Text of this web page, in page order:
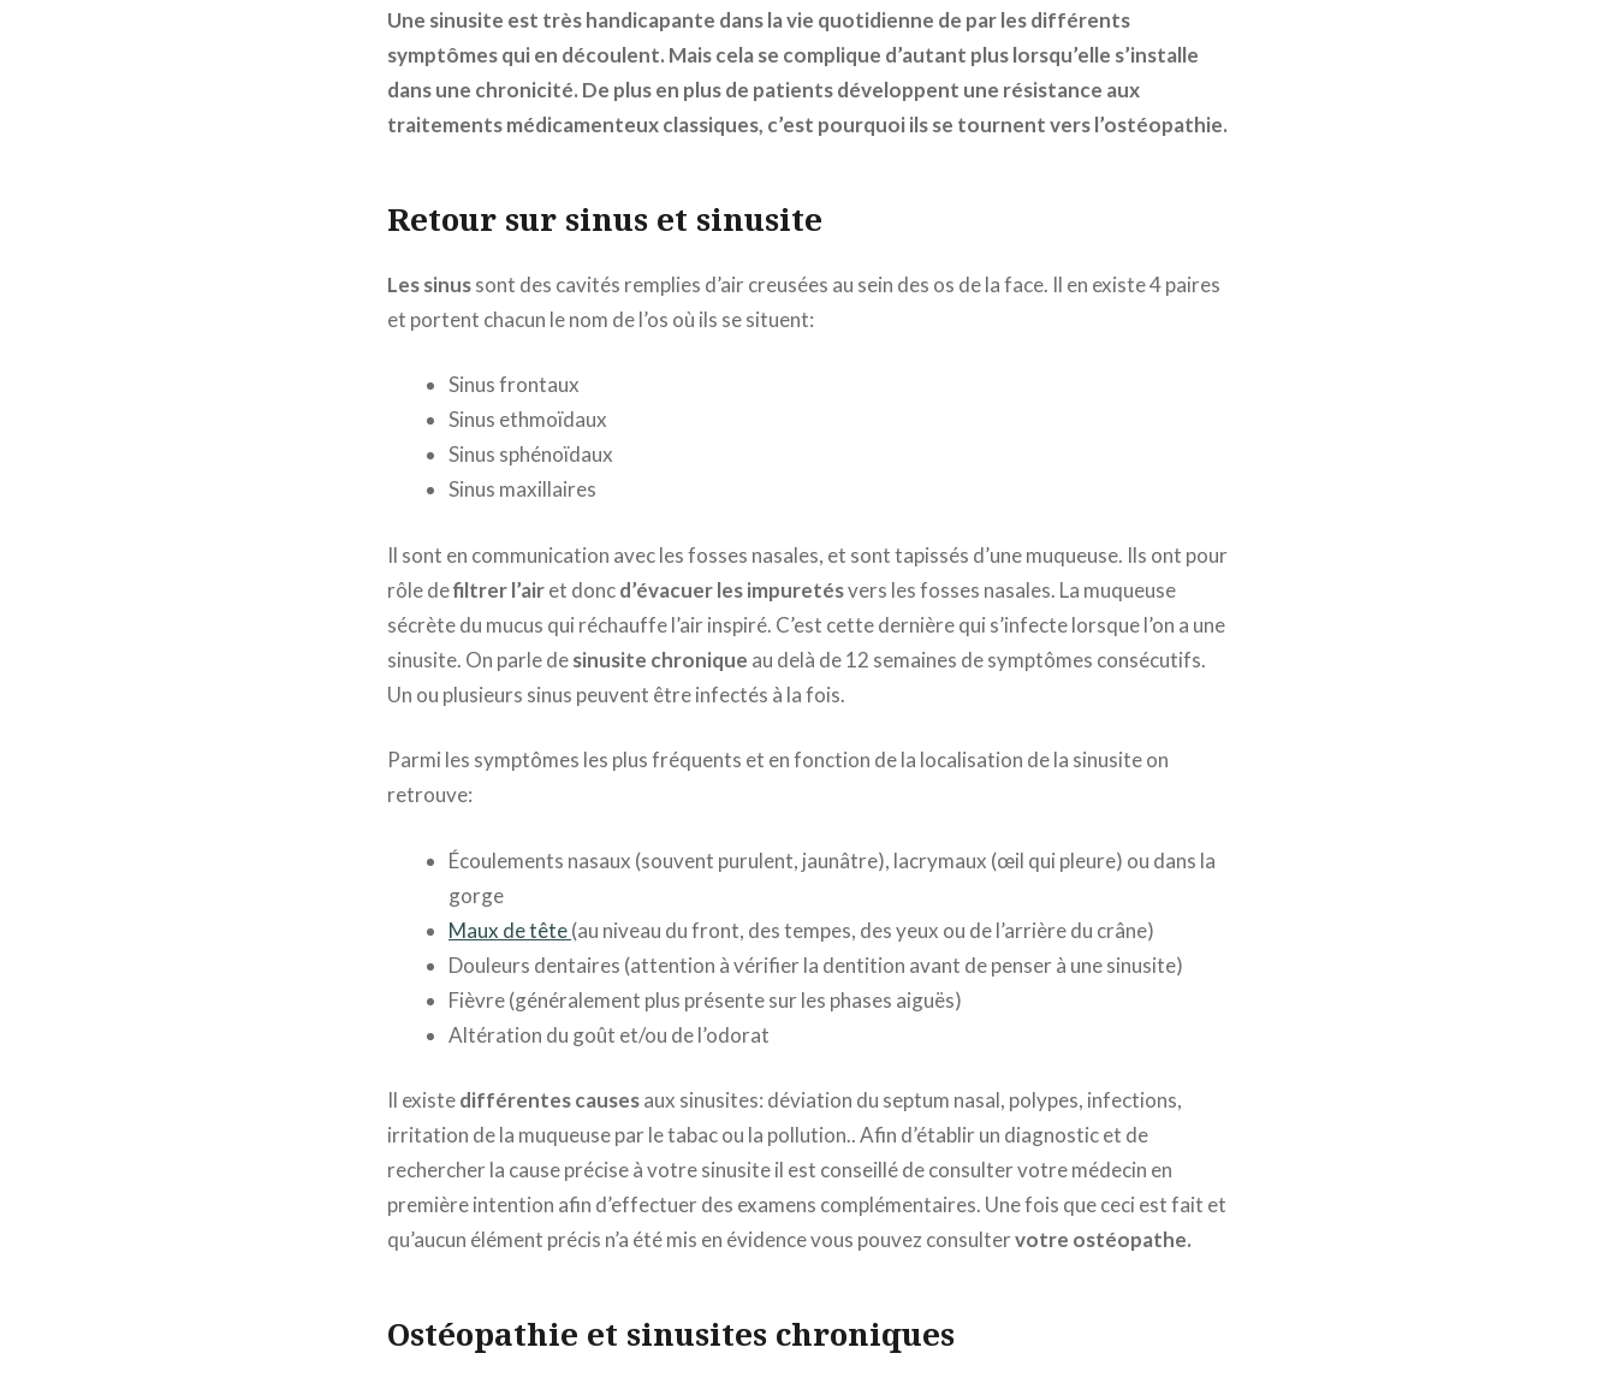
Une sinusite est très handicapante dans la vie quotidienne de par les différents
symptômes qui en découlent. Mais cela se complique d’autant plus lorsqu’elle s’installe
dans une chronicité. De plus en plus de patients développent une résistance aux
traitements médicamenteux classiques, c’est pourquoi ils se tournent vers l’ostéopathie.
Retour sur sinus et sinusite
Les sinussont des cavités remplies d’air creusées au sein des os de la face. Il en existe 4 paires
et portent chacun le nom de l’os où ils se situent:
Sinus frontaux
Sinus ethmoïdaux
Sinus sphénoïdaux
Sinus maxillaires
Il sont en communication avec les fosses nasales, et sont tapissés d’une muqueuse. Ils ont pour
rôle defiltrer l’airet doncd’évacuer les impuretésvers les fosses nasales. La muqueuse
sécrète du mucus qui réchauffe l’air inspiré. C’est cette dernière qui s’infecte lorsque l’on a une
sinusite. On parle desinusite chronique au delà de 12 semaines de symptômes consécutifs.
Un ou plusieurs sinus peuvent être infectés à la fois.
Parmi les symptômes les plus fréquents et en fonction de la localisation de la sinusite on
retrouve:
Écoulements nasaux (souvent purulent, jaunâtre), lacrymaux (œil qui pleure) ou dans la
gorge
Maux de tête(au niveau du front, des tempes, des yeux ou de l’arrière du crâne)
Douleurs dentaires (attention à vérifier la dentition avant de penser à une sinusite)
Fièvre (généralement plus présente sur les phases aiguës)
Altération du goût et/ou de l’odorat
Il existedifférentes causesaux sinusites: déviation du septum nasal, polypes, infections,
irritation de la muqueuse par le tabac ou la pollution.. Afin d’établir un diagnostic et de
rechercher la cause précise à votre sinusite il est conseillé de consulter votre médecin en
première intention afin d’effectuer des examens complémentaires. Une fois que ceci est fait et
qu’aucun élément précis n’a été mis en évidence vous pouvez consultervotre ostéopathe.
Ostéopathie et sinusites chroniques